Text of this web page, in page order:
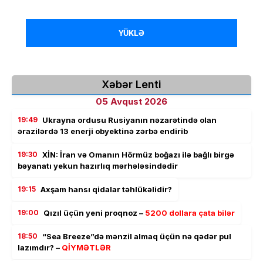
YÜKLƏ
Xəbər Lenti
05 Avqust 2026
19:49 Ukrayna ordusu Rusiyanın nəzarətində olan
ərazilərdə 13 enerji obyektinə zərbə endirib
19:30 XİN: İran və Omanın Hörmüz boğazı ilə bağlı birgə
bəyanatı yekun hazırlıq mərhələsindədir
19:15 Axşam hansı qidalar təhlükəlidir?
19:00 Qızıl üçün yeni proqnoz – 5200 dollara çata bilər
18:50
“Sea Breeze”də mənzil almaq üçün nə qədər pul
lazımdır? – QİYMƏTLƏR